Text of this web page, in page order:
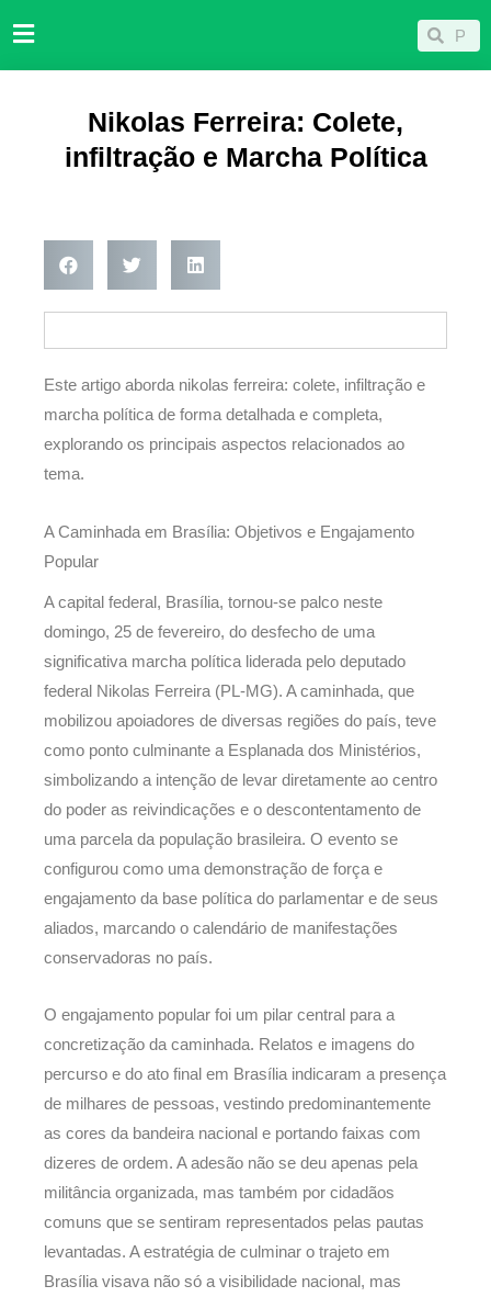
para
Pesquisar
Nikolas Ferreira: Colete,
infiltração e Marcha Política
Este artigo aborda nikolas ferreira: colete, infiltração e
marcha política de forma detalhada e completa,
explorando os principais aspectos relacionados ao
tema.
A Caminhada em Brasília: Objetivos e Engajamento
Popular
A capital federal, Brasília, tornou-se palco neste
domingo, 25 de fevereiro, do desfecho de uma
significativa marcha política liderada pelo deputado
federal Nikolas Ferreira (PL-MG). A caminhada, que
mobilizou apoiadores de diversas regiões do país, teve
como ponto culminante a Esplanada dos Ministérios,
simbolizando a intenção de levar diretamente ao centro
do poder as reivindicações e o descontentamento de
uma parcela da população brasileira. O evento se
configurou como uma demonstração de força e
engajamento da base política do parlamentar e de seus
aliados, marcando o calendário de manifestações
conservadoras no país.
O engajamento popular foi um pilar central para a
concretização da caminhada. Relatos e imagens do
percurso e do ato final em Brasília indicaram a presença
de milhares de pessoas, vestindo predominantemente
as cores da bandeira nacional e portando faixas com
dizeres de ordem. A adesão não se deu apenas pela
militância organizada, mas também por cidadãos
comuns que se sentiram representados pelas pautas
levantadas. A estratégia de culminar o trajeto em
Brasília visava não só a visibilidade nacional, mas